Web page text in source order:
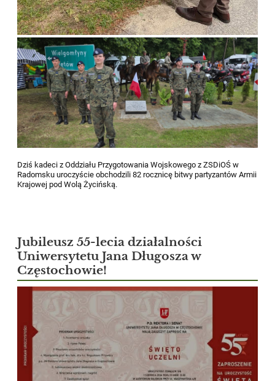
Dziś kadeci z Oddziału Przygotowania Wojskowego z ZSDiOŚ w
Radomsku uroczyście obchodzili 82 rocznicę bitwy partyzantów Armii
Krajowej pod Wolą Życińską.
Jubileusz 55-lecia działalności
Uniwersytetu Jana Długosza w
Częstochowie!